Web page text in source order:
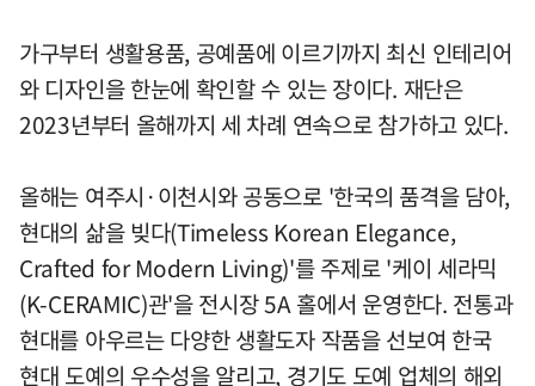
가구부터 생활용품, 공예품에 이르기까지 최신 인테리어
와 디자인을 한눈에 확인할 수 있는 장이다. 재단은
2023년부터 올해까지 세 차례 연속으로 참가하고 있다.
올해는 여주시·이천시와 공동으로 '한국의 품격을 담아,
현대의 삶을 빚다(Timeless Korean Elegance,
Crafted for Modern Living)'를 주제로 '케이 세라믹
(K-CERAMIC)관'을 전시장 5A 홀에서 운영한다. 전통과
현대를 아우르는 다양한 생활도자 작품을 선보여 한국
현대 도예의 우수성을 알리고, 경기도 도예 업체의 해외